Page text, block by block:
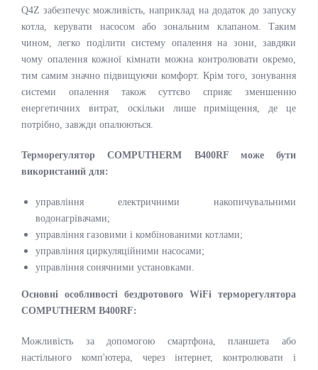
Q4Z забезпечує можливість, наприклад на додаток до запуску
котла, керувати насосом або зональним клапаном. Таким
чином, легко поділити систему опалення на зони, завдяки
чому опалення кожної кімнати можна контролювати окремо,
тим самим значно підвищуючи комфорт. Крім того, зонування
системи опалення також суттєво сприяє зменшенню
енергетичних витрат, оскільки лише приміщення, де це
потрібно, завжди опалюються.
Терморегулятор COMPUTHERM B400RF може бути
використаний для:
управління електричними накопичувальними
водонагрівачами;
управління газовими і комбінованими котлами;
управління циркуляційними насосами;
управління сонячними установками.
Основні особливості бездротового WiFi терморегулятора
COMPUTHERM B400RF:
Можливість за допомогою смартфона, планшета або
настільного комп'ютера, через інтернет, контролювати і